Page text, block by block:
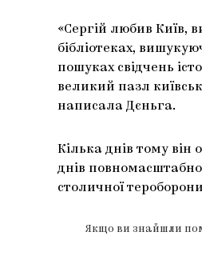
«Сергій любив Київ,
бібліотеках,
пошуках свідчень
великий пазл
написала Дєньга.
Кілька днів тому
днів
столичної
Якщо ви знайшли